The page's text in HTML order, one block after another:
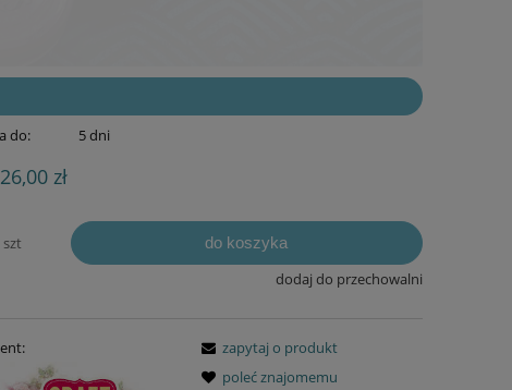
do: 5 dni
26,00 zł
szt do koszyka
dodaj do przechowalni
zapytaj o produkt
poleć znajomemu